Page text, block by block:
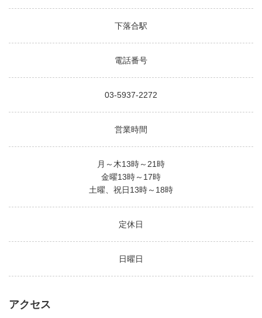
下落合駅
電話番号
03-5937-2272
営業時間
月～木13時～21時
金曜13時～17時
土曜、祝日13時～18時
定休日
日曜日
アクセス